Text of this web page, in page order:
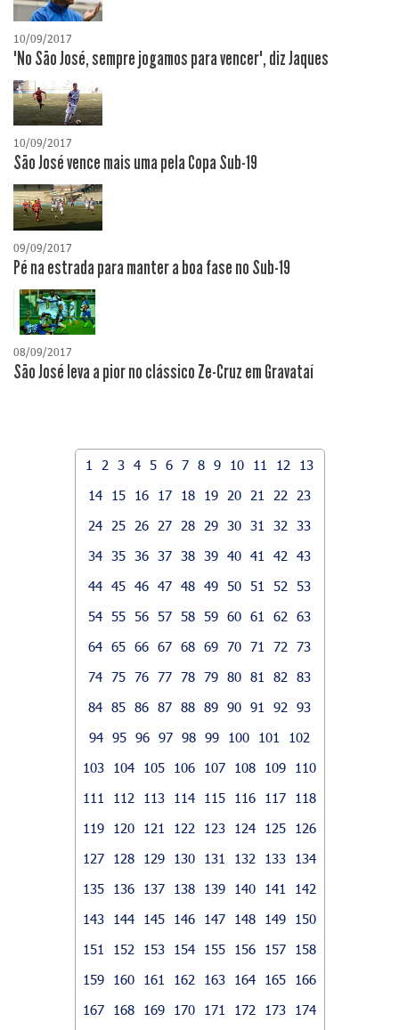
10/09/2017
"No São José, sempre jogamos para vencer", diz Jaques
10/09/2017
São José vence mais uma pela Copa Sub-19
09/09/2017
Pé na estrada para manter a boa fase no Sub-19
08/09/2017
São José leva a pior no clássico Ze-Cruz em Gravataí
1 2 3 4 5 6 7 8 9 10 11 12
13
14
15 16 17 18 19 20 21 22
23
24
25 26 27 28 29 30 31 32
33
34 35 36 37 38 39 40 41 42
43
44 45 46 47 48 49 50 51 52
53
54 55 56 57 58 59 60 61 62
63
64 65 66 67 68 69 70 71 72
73
74 75 76 77 78 79 80 81 82
83
84 85 86 87 88 89 90 91 92
93
94 95 96 97 98 99 100 101
102
103
104 105 106 107 108 109
110
111
112 113 114 115 116 117
118
119
120 121 122 123 124 125
126
127
128 129 130 131 132 133
134
135
136 137 138 139 140 141
142
143
144 145 146 147 148 149
150
151
152 153 154 155 156 157
158
159
160 161 162 163 164 165
166
167
168 169 170 171 172 173
174